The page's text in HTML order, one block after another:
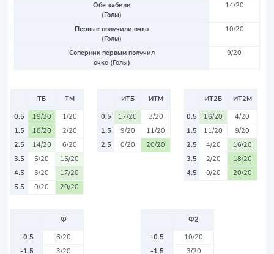
Обе забили
(Голы)
14/20
Первые получили очко
(Голы)
10/20
Соперник первым получил
очко (Голы)
9/20
ТБ
ТМ
0.5
19/20
1/20
1.5
18/20
2/20
2.5
14/20
6/20
3.5
5/20
15/20
4.5
3/20
17/20
5.5
0/20 20/20
ИТБ
ИТМ
0.5
17/20
3/20
1.5
9/20
11/20
2.5
0/20 20/20
ИТ2Б
ИТ2М
0.5
16/20
4/20
1.5
11/20
9/20
2.5
4/20
16/20
3.5
2/20
18/20
4.5
0/20 20/20
Ф
-0.5
6/20
-1.5
3/20
Ф2
-0.5
10/20
-1.5
3/20